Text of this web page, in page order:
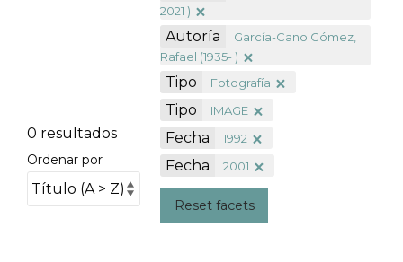
0 resultados
Ordenar por
2021 )
Autoría
García-Cano Gómez,
Rafael (1935- )
Tipo Fotografía
Tipo IMAGE
Fecha 1992
Fecha 2001
Reset facets